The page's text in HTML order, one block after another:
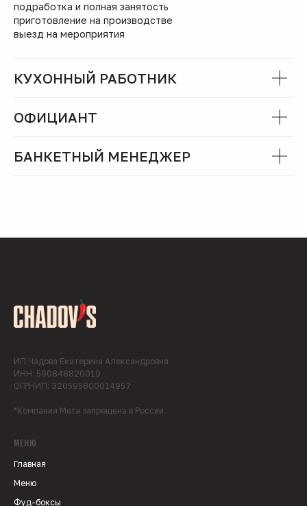
подработка и полная занятость
приготовление на производстве
выезд на мероприятия
КУХОННЫЙ РАБОТНИК
ОФИЦИАНТ
БАНКЕТНЫЙ МЕНЕДЖЕР
ИП Чадова Екатерина Александровна
ИНН: 590848820019
ОГРНИП: 320595800014957
*Компания Meta запрещена в России
МЕНЮ
Главная
Меню
Фуд-боксы